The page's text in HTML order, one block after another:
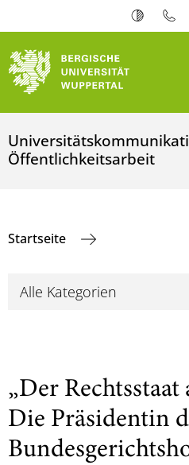
Öffentlichkeitsarbeit
Startseite
„Der Rechtsstaat
Die Präsidentin